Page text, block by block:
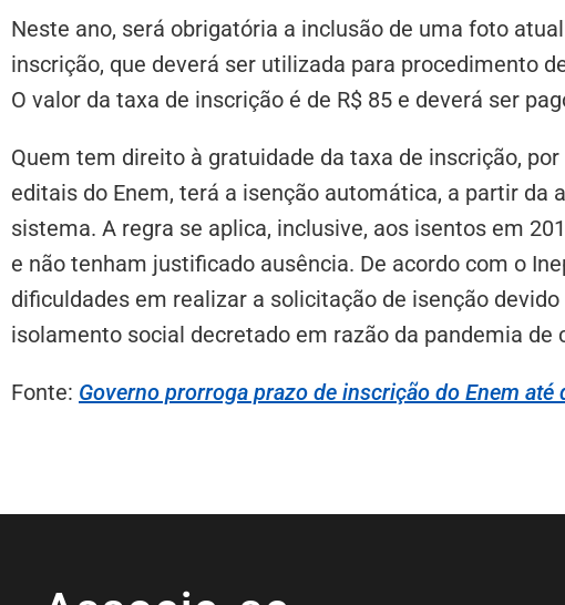
Neste ano, será obrigatória a inclusão de uma foto
inscrição, que deverá ser utilizada para procedimento
O valor da taxa de inscrição é de R$ 85 e deverá ser
Quem tem direito à gratuidade da taxa de inscrição,
editais do Enem, terá a isenção automática, a partir da
sistema. A regra se aplica, inclusive, aos isentos em
e não tenham justificado ausência. De acordo com o
dificuldades em realizar a solicitação de isenção
isolamento social decretado em razão da pandemia de
Fonte: Governo prorroga prazo de inscrição do Enem até